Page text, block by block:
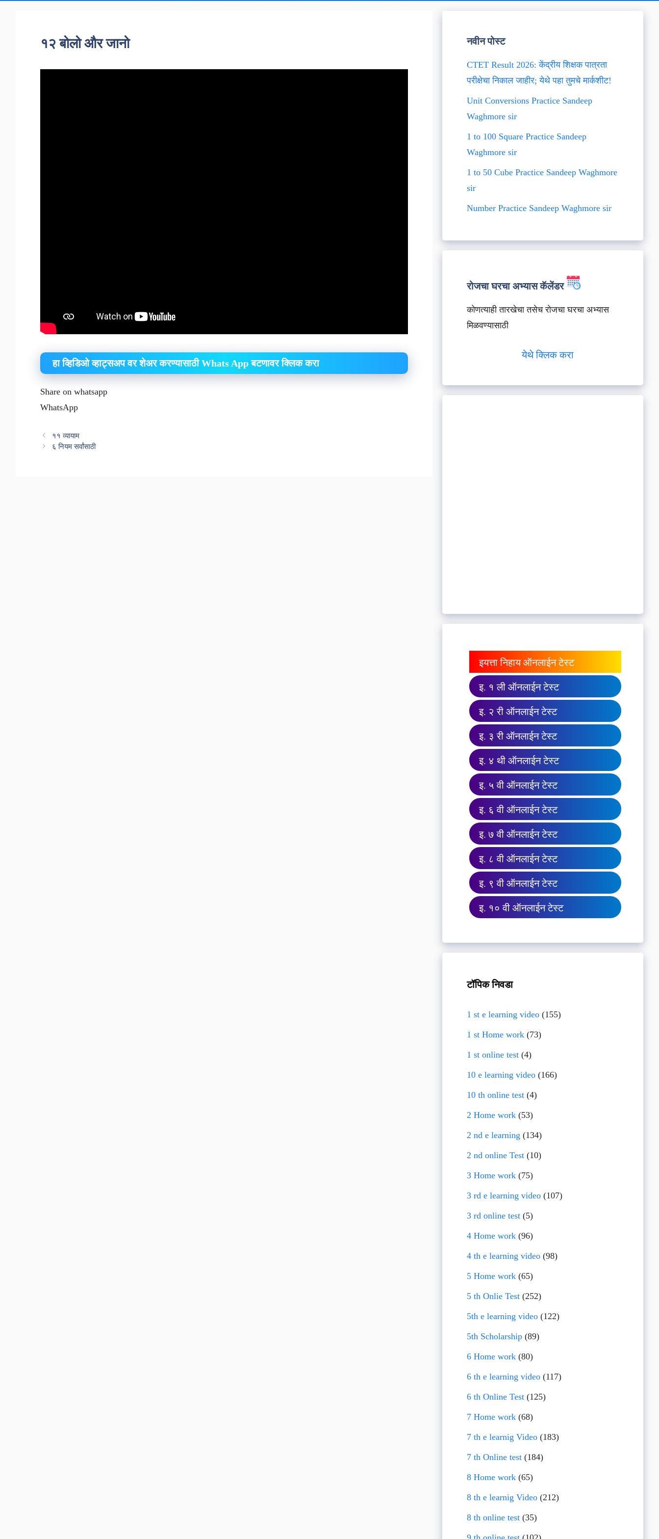
१२ बोलो और जानो
हा व्हिडिओ व्हाट्सअप वर शेअर करण्यासाठी Whats App बटणावर क्लिक करा
Share on whatsapp
WhatsApp
११ व्यायाम
६ नियम सर्वांसाठी
नवीन पोस्ट
CTET Result 2026: केंद्रीय शिक्षक पात्रता
परीक्षेचा निकाल जाहीर; येथे पहा तुमचे मार्कशीट!
Unit Conversions Practice Sandeep
Waghmore sir
1 to 100 Square Practice Sandeep
Waghmore sir
1 to 50 Cube Practice Sandeep Waghmore
sir
Number Practice Sandeep Waghmore sir
रोजचा घरचा अभ्यास कॅलेंडर
कोणत्याही तारखेचा तसेच रोजचा घरचा अभ्यास
मिळवण्यासाठी
येथे क्लिक करा
इयत्ता निहाय ऑनलाईन टेस्ट
इ. १ ली ऑनलाईन टेस्ट
इ. २ री ऑनलाईन टेस्ट
इ. ३ री ऑनलाईन टेस्ट
इ. ४ थी ऑनलाईन टेस्ट
इ. ५ वी ऑनलाईन टेस्ट
इ. ६ वी ऑनलाईन टेस्ट
इ. ७ वी ऑनलाईन टेस्ट
इ. ८ वी ऑनलाईन टेस्ट
इ. ९ वी ऑनलाईन टेस्ट
इ. १० वी ऑनलाईन टेस्ट
टॉपिक निवडा
1 st e learning video(155)
1 st Home work(73)
1 st online test(4)
10 e learning video(166)
10 th online test(4)
2 Home work(53)
2 nd e learning (134)
2 nd online Test(10)
3 Home work(75)
3 rd e learning video(107)
3 rd online test(5)
4 Home work(96)
4 th e learning video(98)
5 Home work(65)
5 th Onlie Test(252)
5th e learning video(122)
5th Scholarship(89)
6 Home work(80)
6 th e learning video(117)
6 th Online Test(125)
7 Home work(68)
7 th e learnig Video(183)
7 th Online test(184)
8 Home work(65)
8 th e learnig Video(212)
8 th online test(35)